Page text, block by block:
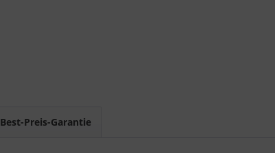
Best-Preis-Garantie